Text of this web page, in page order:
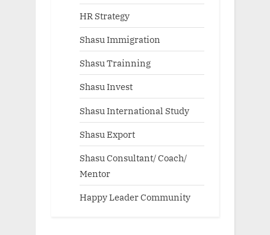
HR Strategy
Shasu Immigration
Shasu Trainning
Shasu Invest
Shasu International Study
Shasu Export
Shasu Consultant/ Coach/
Mentor
Happy Leader Community